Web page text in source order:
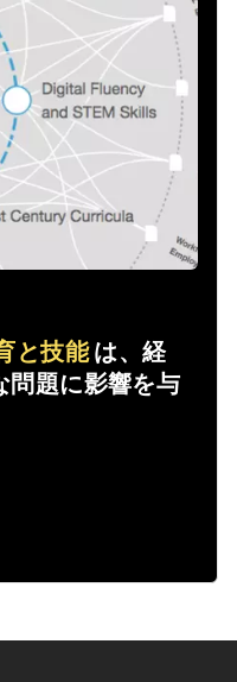
と技能 は、経
問題に影響を与